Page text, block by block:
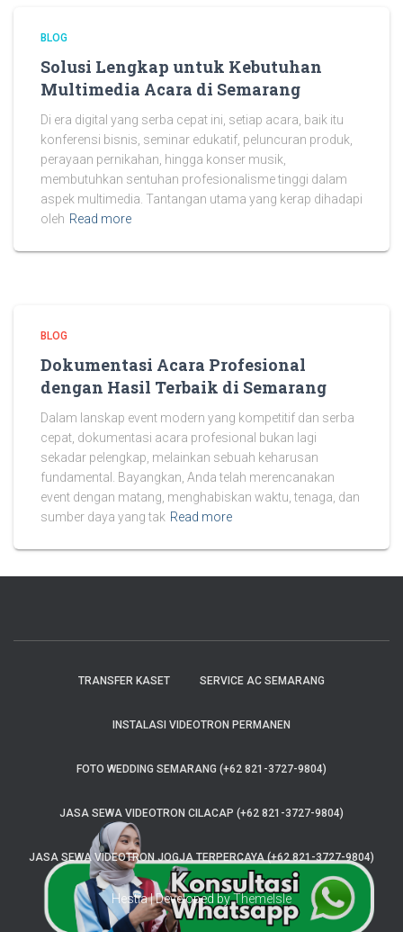
BLOG
Solusi Lengkap untuk Kebutuhan
Multimedia Acara di Semarang
Di era digital yang serba cepat ini, setiap acara, baik itu
konferensi bisnis, seminar edukatif, peluncuran produk,
perayaan pernikahan, hingga konser musik,
membutuhkan sentuhan profesionalisme tinggi dalam
aspek multimedia. Tantangan utama yang kerap dihadapi
oleh Read more
BLOG
Dokumentasi Acara Profesional
dengan Hasil Terbaik di Semarang
Dalam lanskap event modern yang kompetitif dan serba
cepat, dokumentasi acara profesional bukan lagi
sekadar pelengkap, melainkan sebuah keharusan
fundamental. Bayangkan, Anda telah merencanakan
event dengan matang, menghabiskan waktu, tenaga, dan
sumber daya yang tak Read more
TRANSFER KASET SERVICE AC SEMARANG
INSTALASI VIDEOTRON PERMANEN
FOTO WEDDING SEMARANG (+62 821-3727-9804)
JASA SEWA VIDEOTRON CILACAP (+62 821-3727-9804)
JASA SEWA VIDEOTRON JOGJA TERPERCAYA (+62 821-3727-9804)
Hestia | Developed byThemeIsle